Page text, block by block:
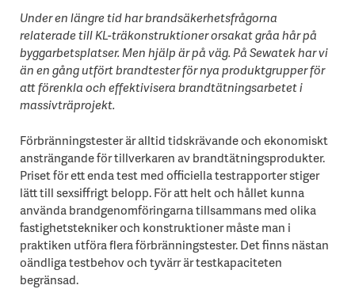
Under en längre tid har brandsäkerhetsfrågorna
relaterade till KL-träkonstruktioner orsakat gråa hår på
byggarbetsplatser. Men hjälp är på väg. På Sewatek har vi
än en gång utfört brandtester för nya produktgrupper för
att förenkla och effektivisera brandtätningsarbetet i
massivträprojekt.
Förbränningstester är alltid tidskrävande och ekonomiskt
ansträngande för tillverkaren av brandtätningsprodukter.
Priset för ett enda test med officiella testrapporter stiger
lätt till sexsiffrigt belopp. För att helt och hållet kunna
använda brandgenomföringarna tillsammans med olika
fastighetstekniker och konstruktioner måste man i
praktiken utföra flera förbränningstester. Det finns nästan
oändliga testbehov och tyvärr är testkapaciteten
begränsad.